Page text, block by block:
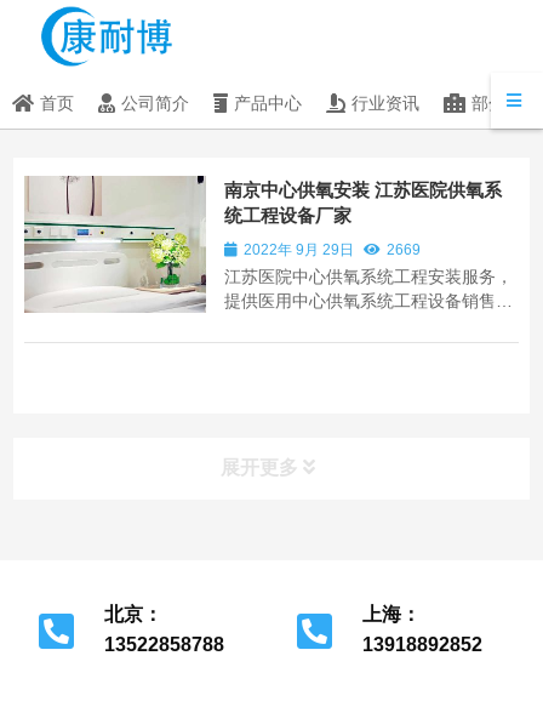
首页 公司简介 产品中心 行业资讯 部分客户
南京中心供氧安装 江苏医院供氧系
统工程设备厂家
2022年 9月 29日 2669
江苏医院中心供氧系统工程安装服务，
提供医用中心供氧系统工程设备销售与
旧医院病房手术室装修改造，医用气体
展开更多
北京：
13522858788
上海：
13918892852